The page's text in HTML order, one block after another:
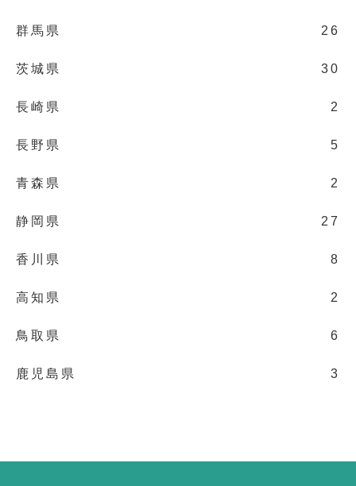
群馬県 26
茨城県 30
長崎県 2
長野県 5
青森県 2
静岡県 27
香川県 8
高知県 2
鳥取県 6
鹿児島県 3